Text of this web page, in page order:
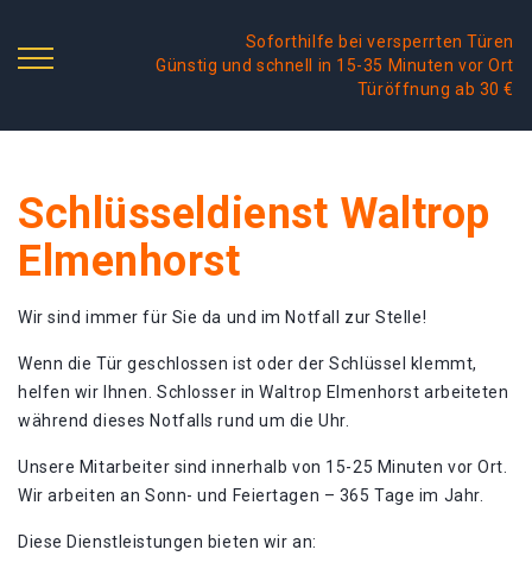
Soforthilfe bei versperrten Türen
Günstig und schnell in 15-35 Minuten vor Ort
Türöffnung ab 30 €
Schlüsseldienst Waltrop
Elmenhorst
Wir sind immer für Sie da und im Notfall zur Stelle!
Wenn die Tür geschlossen ist oder der Schlüssel klemmt,
helfen wir Ihnen. Schlosser in Waltrop Elmenhorst arbeiteten
während dieses Notfalls rund um die Uhr.
Unsere Mitarbeiter sind innerhalb von 15-25 Minuten vor Ort.
Wir arbeiten an Sonn- und Feiertagen – 365 Tage im Jahr.
Diese Dienstleistungen bieten wir an: